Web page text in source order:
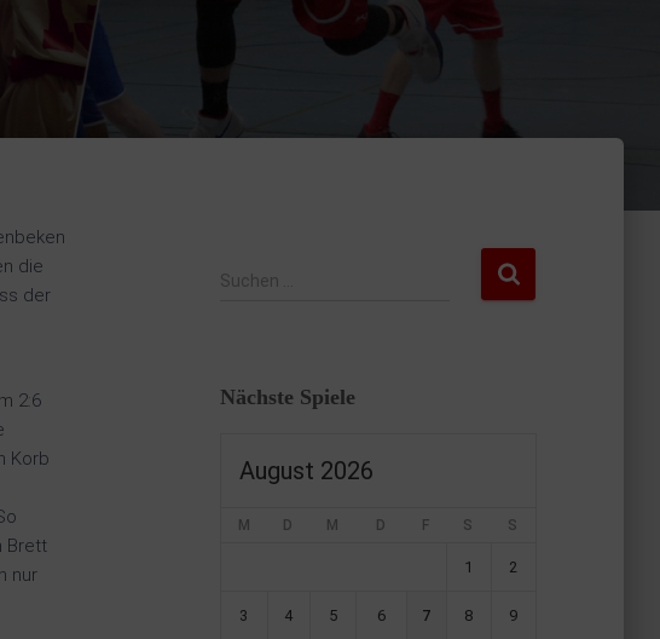
die
der
2:6
Korb
Brett
nur
Suchen …
Nächste Spiele
August 2026
M D M D F S S
1 2
3 4 5 6 7 8 9